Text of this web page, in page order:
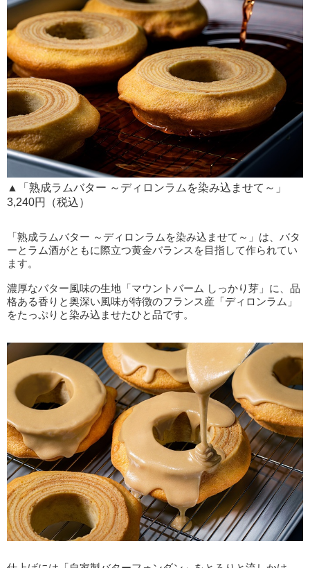
▲「熟成ラムバター ～ディロンラムを染み込ませて～」
3,240円（税込）
「熟成ラムバター ～ディロンラムを染み込ませて～」は、バタ
ーとラム酒がともに際立つ黄金バランスを目指して作られてい
ます。
濃厚なバター風味の生地「マウントバーム しっかり芽」に、品
格ある香りと奥深い風味が特徴のフランス産「ディロンラム」
をたっぷりと染み込ませたひと品です。